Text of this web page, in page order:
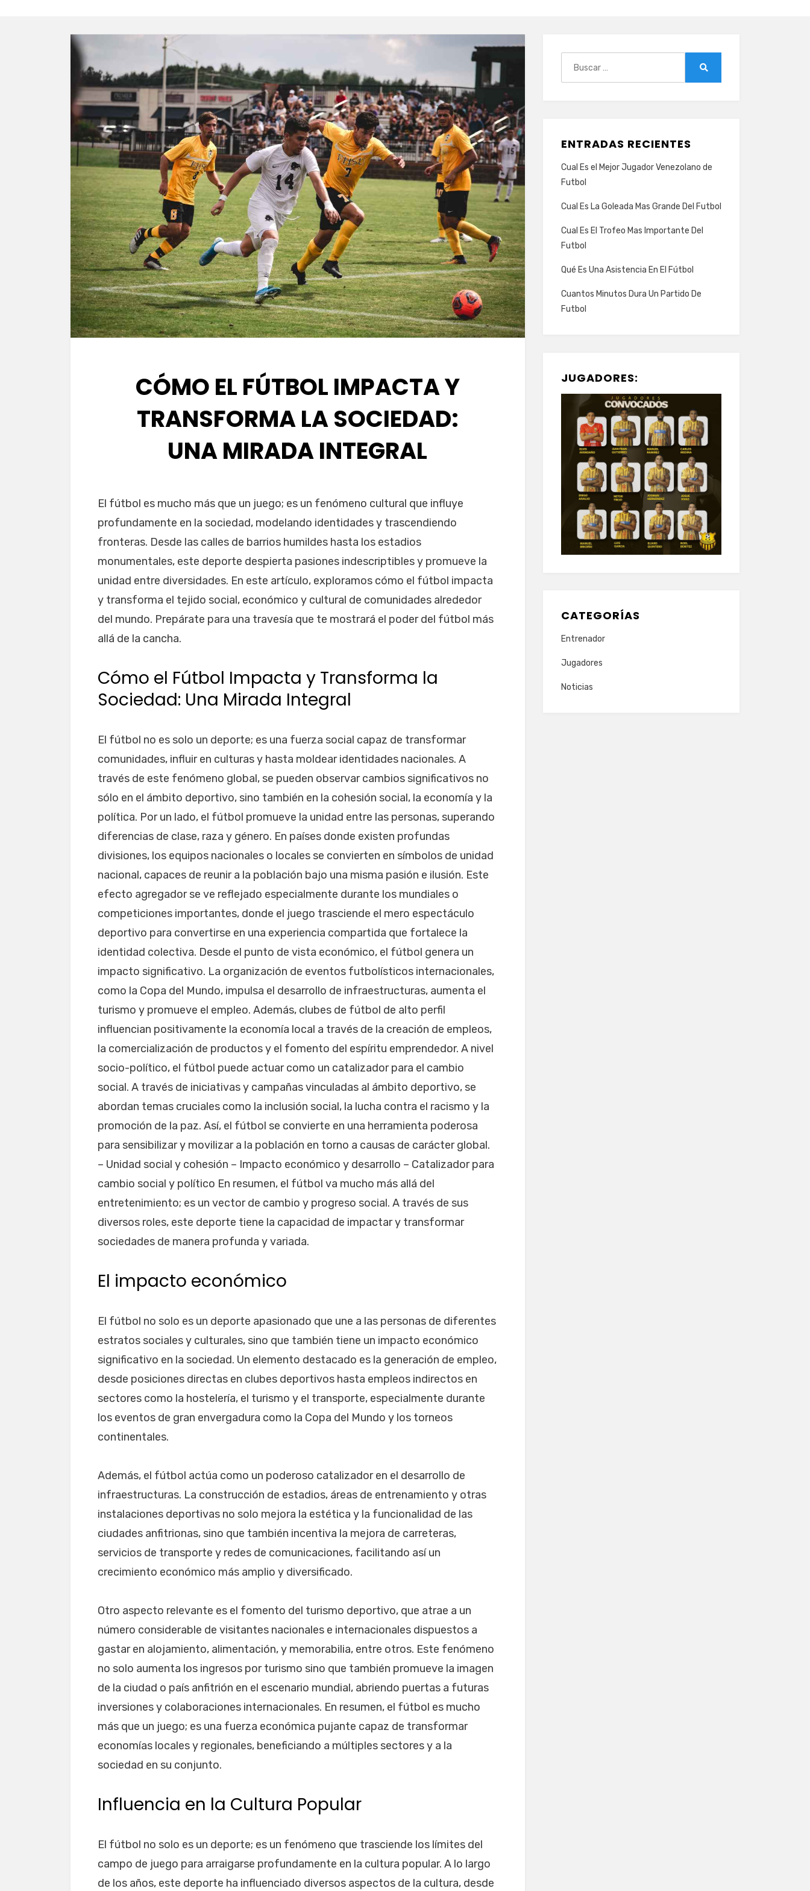
CÓMO EL FÚTBOL IMPACTA Y
TRANSFORMA LA SOCIEDAD:
UNA MIRADA INTEGRAL
El fútbol es mucho más que un juego; es un fenómeno cultural que influye
profundamente en la sociedad, modelando identidades y trascendiendo
fronteras. Desde las calles de barrios humildes hasta los estadios
monumentales, este deporte despierta pasiones indescriptibles y promueve la
unidad entre diversidades. En este artículo, exploramos cómo el fútbol impacta
y transforma el tejido social, económico y cultural de comunidades alrededor
del mundo. Prepárate para una travesía que te mostrará el poder del fútbol más
allá de la cancha.
Cómo el Fútbol Impacta y Transforma la
Sociedad: Una Mirada Integral
El fútbol no es solo un deporte; es una fuerza social capaz de transformar
comunidades, influir en culturas y hasta moldear identidades nacionales. A
través de este fenómeno global, se pueden observar cambios significativos no
sólo en el ámbito deportivo, sino también en la cohesión social, la economía y la
política. Por un lado, el fútbol promueve la unidad entre las personas, superando
diferencias de clase, raza y género. En países donde existen profundas
divisiones, los equipos nacionales o locales se convierten en símbolos de unidad
nacional, capaces de reunir a la población bajo una misma pasión e ilusión. Este
efecto agregador se ve reflejado especialmente durante los mundiales o
competiciones importantes, donde el juego trasciende el mero espectáculo
deportivo para convertirse en una experiencia compartida que fortalece la
identidad colectiva. Desde el punto de vista económico, el fútbol genera un
impacto significativo. La organización de eventos futbolísticos internacionales,
como la Copa del Mundo, impulsa el desarrollo de infraestructuras, aumenta el
turismo y promueve el empleo. Además, clubes de fútbol de alto perfil
influencian positivamente la economía local a través de la creación de empleos,
la comercialización de productos y el fomento del espíritu emprendedor. A nivel
socio-político, el fútbol puede actuar como un catalizador para el cambio
social. A través de iniciativas y campañas vinculadas al ámbito deportivo, se
abordan temas cruciales como la inclusión social, la lucha contra el racismo y la
promoción de la paz. Así, el fútbol se convierte en una herramienta poderosa
para sensibilizar y movilizar a la población en torno a causas de carácter global.
– Unidad social y cohesión – Impacto económico y desarrollo – Catalizador para
cambio social y político En resumen, el fútbol va mucho más allá del
entretenimiento; es un vector de cambio y progreso social. A través de sus
diversos roles, este deporte tiene la capacidad de impactar y transformar
sociedades de manera profunda y variada.
El impacto económico
El fútbol no solo es un deporte apasionado que une a las personas de diferentes
estratos sociales y culturales, sino que también tiene un impacto económico
significativo en la sociedad. Un elemento destacado es la generación de empleo,
desde posiciones directas en clubes deportivos hasta empleos indirectos en
sectores como la hostelería, el turismo y el transporte, especialmente durante
los eventos de gran envergadura como la Copa del Mundo y los torneos
continentales.
Además, el fútbol actúa como un poderoso catalizador en el desarrollo de
infraestructuras. La construcción de estadios, áreas de entrenamiento y otras
instalaciones deportivas no solo mejora la estética y la funcionalidad de las
ciudades anfitrionas, sino que también incentiva la mejora de carreteras,
servicios de transporte y redes de comunicaciones, facilitando así un
crecimiento económico más amplio y diversificado.
Otro aspecto relevante es el fomento del turismo deportivo, que atrae a un
número considerable de visitantes nacionales e internacionales dispuestos a
gastar en alojamiento, alimentación, y memorabilia, entre otros. Este fenómeno
no solo aumenta los ingresos por turismo sino que también promueve la imagen
de la ciudad o país anfitrión en el escenario mundial, abriendo puertas a futuras
inversiones y colaboraciones internacionales. En resumen, el fútbol es mucho
más que un juego; es una fuerza económica pujante capaz de transformar
economías locales y regionales, beneficiando a múltiples sectores y a la
sociedad en su conjunto.
Influencia en la Cultura Popular
El fútbol no solo es un deporte; es un fenómeno que trasciende los límites del
campo de juego para arraigarse profundamente en la cultura popular. A lo largo
de los años, este deporte ha influenciado diversos aspectos de la cultura, desde
ENTRADAS RECIENTES
Cual Es el Mejor Jugador Venezolano de
Futbol
Cual Es La Goleada Mas Grande Del Futbol
Cual Es El Trofeo Mas Importante Del
Futbol
Qué Es Una Asistencia En El Fútbol
Cuantos Minutos Dura Un Partido De
Futbol
JUGADORES:
CATEGORÍAS
Entrenador
Jugadores
Noticias